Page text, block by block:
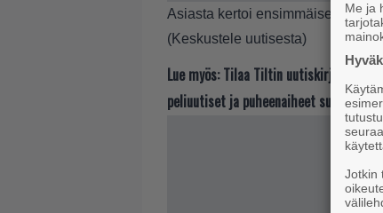
Asiasta kertoi ensimmäisenä
(Keskustele uutisesta)
Lue myös: Tilaa Tiltin uutiskirje ja
peliuutiset ja puheenaiheet suoraan
Me ja
Jotkin